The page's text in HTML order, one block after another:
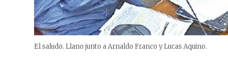
El saludo. Llano junto a Arnaldo Franco y Lucas Aquino.